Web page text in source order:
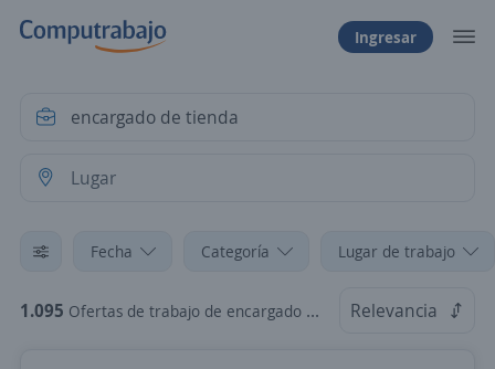
Ingresar
Fecha Categoría Lugar de trabajo
1.095 Ofertas de trabajo de encargado de tienda Relevancia